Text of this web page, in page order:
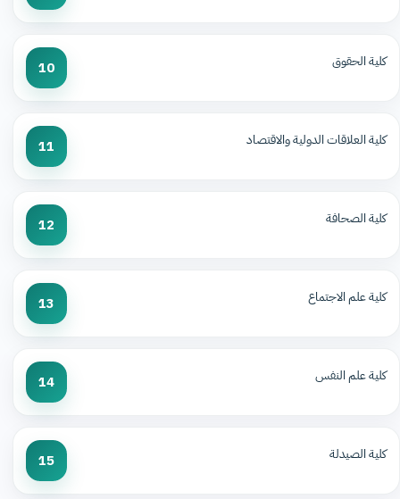
كلية الحقوق 10
كلية العلاقات الدولية والاقتصاد 11
كلية الصحافة 12
كلية علم الاجتماع 13
كلية علم النفس 14
كلية الصيدلة 15